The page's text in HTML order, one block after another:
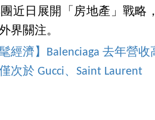
近日展開「房地產」戰略
界關注。
經濟】Balenciaga 去年營
次於 Gucci、Saint Laurent